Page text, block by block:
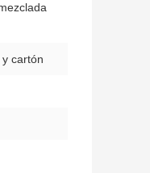
cartón